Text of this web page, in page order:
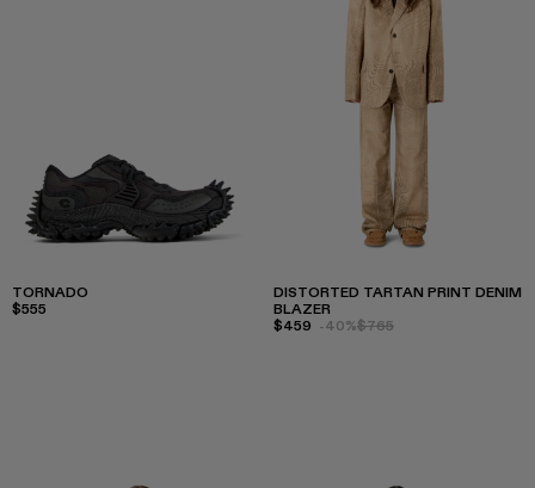
TORNADO
$555
DISTORTED TARTAN PRINT DENIM
BLAZER
$459 -40%$765